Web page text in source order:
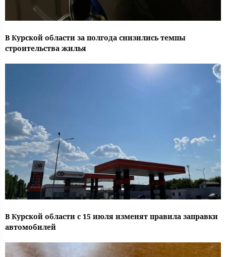
В Курской области за полгода снизились темпы
строительства жилья
В Курской области с 15 июля изменят правила заправки
автомобилей